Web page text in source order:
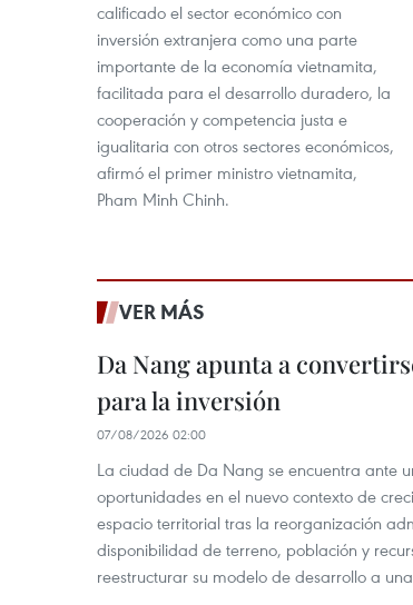
calificado el sector económico con
inversión extranjera como una parte
importante de la economía vietnamita,
facilitada para el desarrollo duradero, la
cooperación y competencia justa e
igualitaria con otros sectores económicos,
afirmó el primer ministro vietnamita,
Pham Minh Chinh.
VER MÁS
Da Nang apunta a
para la inversión
07/08/2026 02:00
La ciudad de Da Nang se encuentra ante
oportunidades en el nuevo contexto de
espacio territorial tras la reorganización
disponibilidad de terreno, población y
reestructurar su modelo de desarrollo a